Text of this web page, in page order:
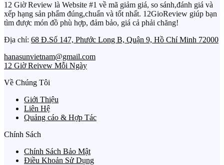
12 Giờ Review là Website #1 về mã giảm giá, so sánh,đánh giá và
xếp hạng sản phẩm đúng,chuẩn và tốt nhất. 12GioReview giúp bạn
tìm được món đồ phù hợp, đảm bảo, giá cả phải chăng!
Địa chỉ: 68 Đ.Số 147, Phước Long B, Quận 9, Hồ Chí Minh 72000
hanasunvietnam@gmail.com
12 Giờ Reivew Mỗi Ngày
Về Chúng Tôi
Giới Thiệu
Liên Hệ
Quảng cáo & Hợp Tác
Chính Sách
Chính Sách Bảo Mật
Điều Khoản Sử Dụng